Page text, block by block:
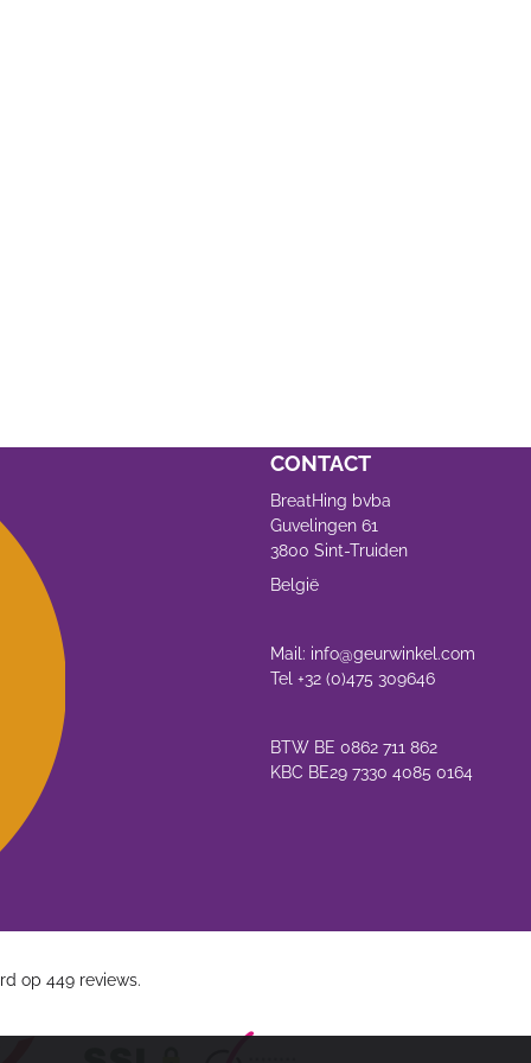
CONTACT
BreatHing bvba
Guvelingen 61
3800 Sint-Truiden
België
Mail: info@geurwinkel.com
Tel +32 (0)475 309646
BTW BE 0862 711 862
KBC BE29 7330 4085 0164
op 449 reviews.